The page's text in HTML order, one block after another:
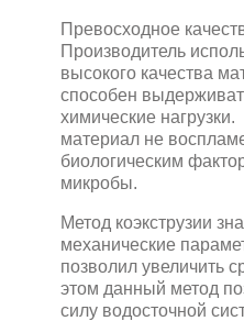
Превосходное
Производитель
высокого качества
способен
химические
материал не
биологическим
микробы.
Метод коэкструзии
механические
позволил увеличить
этом данный метод
силу водосточной